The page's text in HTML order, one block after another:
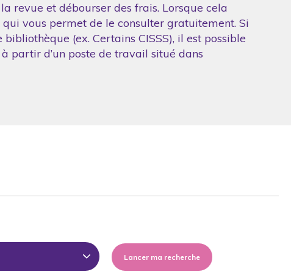
revue et débourser des frais. Lorsque cela
vous permet de le consulter gratuitement. Si
(ex. Certains CISSS), il est possible
partir d’un poste de travail situé dans
Lancer ma recherche